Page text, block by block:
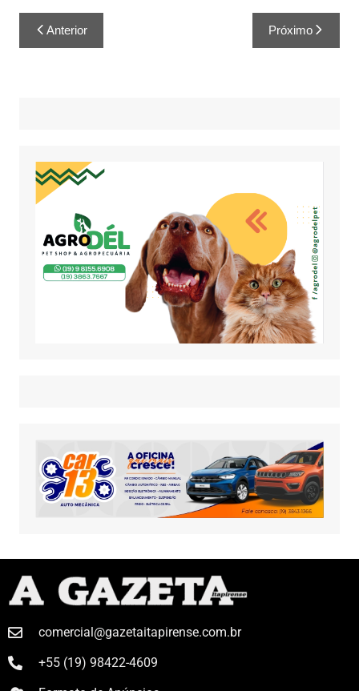
Anterior Próximo
comercial@gazetaitapirense.com.br
+55 (19) 98422-4609